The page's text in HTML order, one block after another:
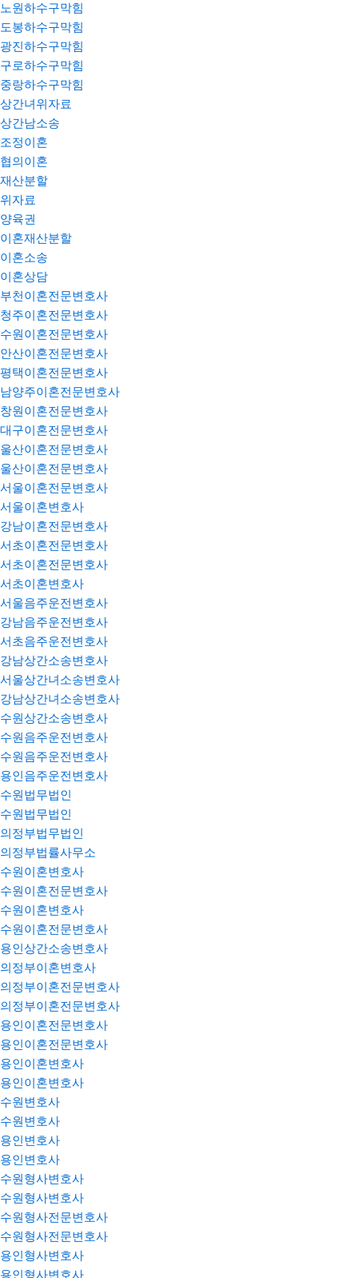
노원하수구막힘
도봉하수구막힘
광진하수구막힘
구로하수구막힘
중랑하수구막힘
상간녀위자료
상간남소송
조정이혼
협의이혼
재산분할
위자료
양육권
이혼재산분할
이혼소송
이혼상담
부천이혼전문변호사
청주이혼전문변호사
수원이혼전문변호사
안산이혼전문변호사
평택이혼전문변호사
남양주이혼전문변호사
창원이혼전문변호사
대구이혼전문변호사
울산이혼전문변호사
울산이혼전문변호사
서울이혼전문변호사
서울이혼변호사
강남이혼전문변호사
서초이혼전문변호사
서초이혼전문변호사
서초이혼변호사
서울음주운전변호사
강남음주운전변호사
서초음주운전변호사
강남상간소송변호사
서울상간녀소송변호사
강남상간녀소송변호사
수원상간소송변호사
수원음주운전변호사
수원음주운전변호사
용인음주운전변호사
수원법무법인
수원법무법인
의정부법무법인
의정부법률사무소
수원이혼변호사
수원이혼전문변호사
수원이혼변호사
수원이혼전문변호사
용인상간소송변호사
의정부이혼변호사
의정부이혼전문변호사
의정부이혼전문변호사
용인이혼전문변호사
용인이혼전문변호사
용인이혼변호사
용인이혼변호사
수원변호사
수원변호사
용인변호사
용인변호사
수원형사변호사
수원형사변호사
수원형사전문변호사
수원형사전문변호사
용인형사변호사
용인형사변호사